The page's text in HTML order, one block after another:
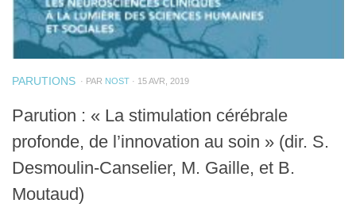
PARUTIONS · PAR NOST · 15 AVR, 2019
Parution : « La stimulation cérébrale
profonde, de l’innovation au soin » (dir. S.
Desmoulin-Canselier, M. Gaille, et B.
Moutaud)